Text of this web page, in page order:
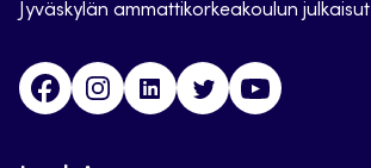
Jyväskylän ammattikorkeakoulun julkaisut
FacebookInstagramLinkedinTwitter